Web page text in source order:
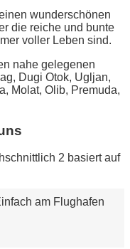
wunderschönen
die reiche und bunte
voller Leben sind.
nahe gelegenen
Dugi Otok, Ugljan,
Molat, Olib, Premuda,
2 basiert auf
am Flughafen